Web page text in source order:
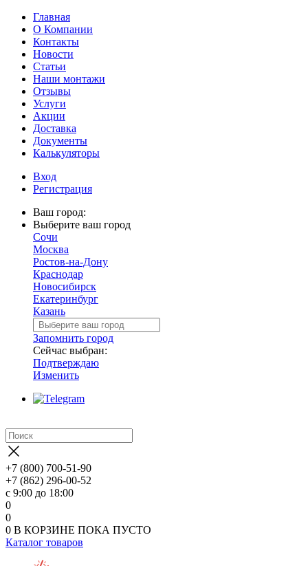
Главная
О Компании
Контакты
Новости
Статьи
Наши монтажи
Отзывы
Услуги
Акции
Доставка
Документы
Калькуляторы
Вход
Регистрация
Ваш город:
Выберите ваш город
Сочи
Москва
Ростов-на-Дону
Краснодар
Новосибирск
Екатеринбург
Казань
Запомнить город
Сейчас выбран:
Подтверждаю
Изменить
+7 (800) 700-51-90
+7 (862) 296-00-52
с 9:00 до 18:00
0
0
0 В КОРЗИНЕ ПОКА ПУСТО
Каталог товаров